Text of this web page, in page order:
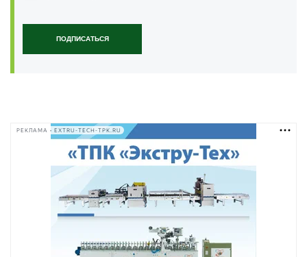
ПОДПИСАТЬСЯ
РЕКЛАМА • EXTRU-TECH-TPK.RU